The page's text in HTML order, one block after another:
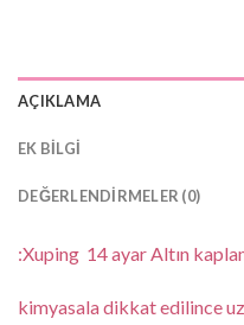
AÇIKLAMA
EK BILGI
DEĞERLENDIRMELER (0)
:Xuping 14 ayar Altın
kimyasala dikkat edilince